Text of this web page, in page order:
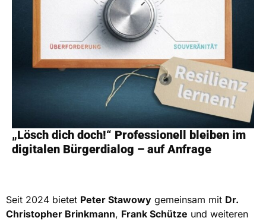
„Lösch dich doch!“ Professionell bleiben im
digitalen Bürgerdialog – auf Anfrage
Seit 2024 bietet Peter Stawowy gemeinsam mit Dr.
Christopher Brinkmann, Frank Schütze und weiteren